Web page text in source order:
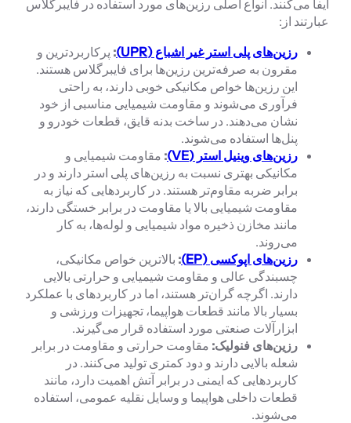
ایفا می‌کنند. انواع اصلی رزین‌های مورد استفاده در فایبرگلاس
عبارتند از:
رزین‌های پلی استر غیر اشباع (UPR)
: پرکاربردترین و
مقرون به صرفه‌ترین رزین‌ها برای فایبرگلاس هستند.
این رزین‌ها خواص مکانیکی خوبی دارند، به راحتی
فرآوری می‌شوند و مقاومت شیمیایی مناسبی از خود
نشان می‌دهند. در ساخت بدنه قایق، قطعات خودرو و
پنل‌ها استفاده می‌شوند.
رزین‌های وینیل استر (VE)
: مقاومت شیمیایی و
مکانیکی بهتری نسبت به رزین‌های پلی استر دارند و در
برابر ضربه مقاوم‌تر هستند. در کاربردهایی که نیاز به
مقاومت شیمیایی بالا یا مقاومت در برابر خستگی دارند،
مانند مخازن ذخیره مواد شیمیایی و لوله‌ها، به کار
می‌روند.
رزین‌های اپوکسی (EP)
: بالاترین خواص مکانیکی،
چسبندگی عالی و مقاومت شیمیایی و حرارتی بالایی
دارند. اگرچه گران‌تر هستند، اما در کاربردهای با عملکرد
بسیار بالا مانند قطعات هواپیما، تجهیزات ورزشی و
ابزارآلات صنعتی مورد استفاده قرار می‌گیرند.
رزین‌های فنولیک: مقاومت حرارتی و مقاومت در برابر
شعله بالایی دارند و دود کمتری تولید می‌کنند. در
کاربردهایی که ایمنی در برابر آتش اهمیت دارد، مانند
قطعات داخلی هواپیما و وسایل نقلیه عمومی، استفاده
می‌شوند.